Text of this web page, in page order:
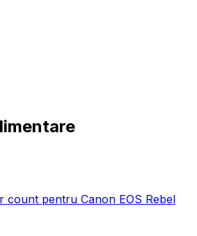
count pentru Canon EOS Rebel